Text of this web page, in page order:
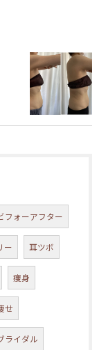
フォーアフター
ー 耳ツボ
痩身
せ
ライダル